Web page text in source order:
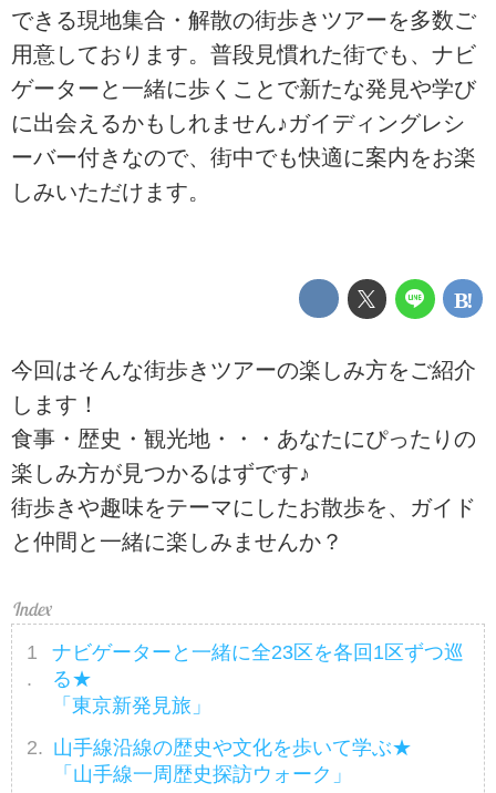
できる現地集合・解散の街歩きツアーを多数ご
用意しております。普段見慣れた街でも、ナビ
ゲーターと一緒に歩くことで新たな発見や学び
に出会えるかもしれません♪ガイディングレシ
ーバー付きなので、街中でも快適に案内をお楽
しみいただけます。
今回はそんな街歩きツアーの楽しみ方をご紹介
します！
食事・歴史・観光地・・・あなたにぴったりの
楽しみ方が見つかるはずです♪
街歩きや趣味をテーマにしたお散歩を、ガイド
と仲間と一緒に楽しみませんか？
ナビゲーターと一緒に全23区を各回1区ずつ巡
る★
「東京新発見旅」
山手線沿線の歴史や文化を歩いて学ぶ★
「山手線一周歴史探訪ウォーク」